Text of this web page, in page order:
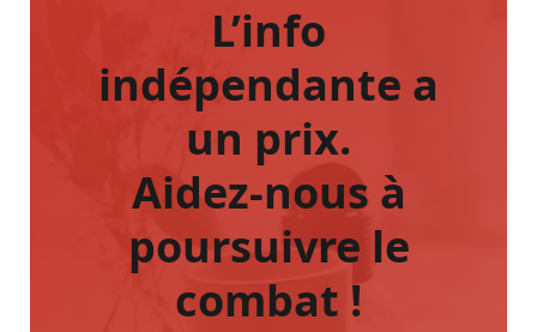
L’info
indépendante a
un prix.
Aidez-nous à
poursuivre le
combat !